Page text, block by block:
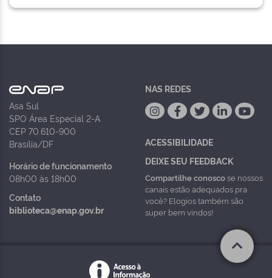
Asa Sul
SPO Área Especial 2-A
CEP 70.610-900
Brasília/DF
Horário de funcionamento
08h00 às 18h00
Contato
biblioteca@enap.gov.br
NAS REDES
ACESSIBILIDADE
DEIXE SEU FEEDBACK
Compartilhe conoscose nossos
canais estão adequados pra
você? Elogios também são
super bem vindos!